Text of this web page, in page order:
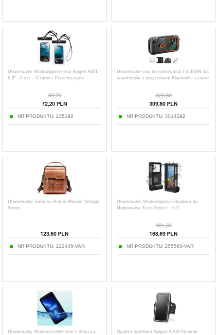
Uniwersalne Wodoodporne Etui Spigen A601 -
6.8" - 2 szt. - Czarne / Przezroczyste
89,70
72,20 PLN
NR PRODUKTU: 235192
Uniwersalne etui do nurkowania TELESIN dla
smartfonów z przyciskami Bluetooth - czarne
326,80
309,80 PLN
NR PRODUKTU: 3014292
Uniwersalna Torba na Ramię Weixier Vintage
Series
123,60 PLN
NR PRODUKTU: 223445-VAR
Uniwersalna Wodoodporna Obudowa do
Nurkowania Tech-Protect - 6.7"
191,30
168,69 PLN
NR PRODUKTU: 255560-VAR
Uniwersalny Wodoszczelne Etui z Smyczą -
Opaska sportowa Spigen A703 Dynamic